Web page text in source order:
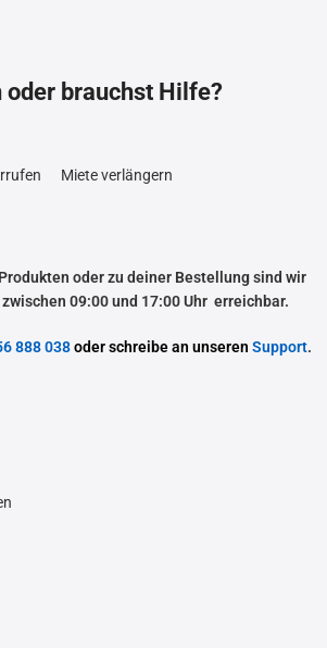
oder brauchst Hilfe?
Miete verlängern
oder zu deiner Bestellung sind wir
09:00 und 17:00 Uhr erreichbar.
888 038oder schreibe an unseren Support.